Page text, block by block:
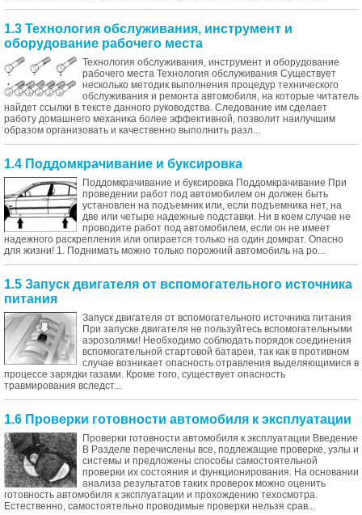
1.3 Технология обслуживания, инструмент и
оборудование рабочего места
Технология обслуживания, инструмент и оборудование
рабочего места Технология обслуживания Существует
несколько методик выполнения процедур технического
обслуживания и ремонта автомобиля, на которые читатель
найдет ссылки в тексте данного руководства. Следование им сделает
работу домашнего механика более эффективной, позволит наилучшим
образом организовать и качественно выполнить разл...
1.4 Поддомкрачивание и буксировка
Поддомкрачивание и буксировка Поддомкрачивание При
проведении работ под автомобилем он должен быть
установлен на подъемник или, если подъемника нет, на
две или четыре надежные подставки. Ни в коем случае не
проводите работ под автомобилем, если он не имеет
надежного раскрепления или опирается только на один домкрат. Опасно
для жизни! 1. Поднимать можно только порожний автомобиль на ро...
1.5 Запуск двигателя от вспомогательного источника
питания
Запуск двигателя от вспомогательного источника питания
При запуске двигателя не пользуйтесь вспомогательными
аэрозолями! Необходимо соблюдать порядок соединения
вспомогательной стартовой батареи, так как в противном
случае возникает опасность отравления выделяющимися в
процессе зарядки газами. Кроме того, существует опасность
травмирования вследст...
1.6 Проверки готовности автомобиля к эксплуатации
Проверки готовности автомобиля к эксплуатации Введение
В Разделе перечислены все, подлежащие проверке, узлы и
системы и предложены способы самостоятельной
проверки их состояния и функционирования. На основании
анализа результатов таких проверок можно оценить
готовность автомобиля к эксплуатации и прохождению техосмотра.
Естественно, самостоятельно проводимые проверки нельзя срав...